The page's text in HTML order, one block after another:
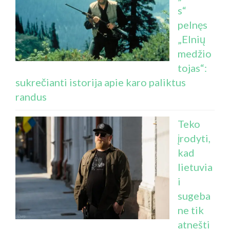
s“
pelnęs
„Elnių
medžio
tojas“:
sukrečianti istorija apie karo paliktus
randus
Teko
įrodyti,
kad
lietuvia
i
sugeba
ne tik
atnešti